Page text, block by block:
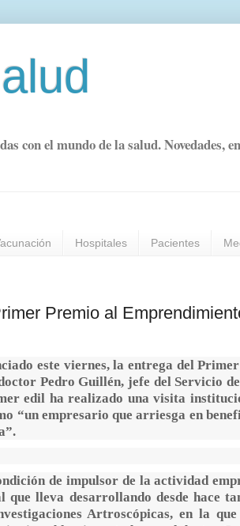
con el mundo de la salud.
Hospitales Pacientes
Premio al
este viernes, la entrega del
Pedro Guillén, jefe del Servicio
edil ha realizado una visita
“un empresario que arriesga en
de impulsor de la actividad
lleva desarrollando desde hace
Artroscópicas, en la